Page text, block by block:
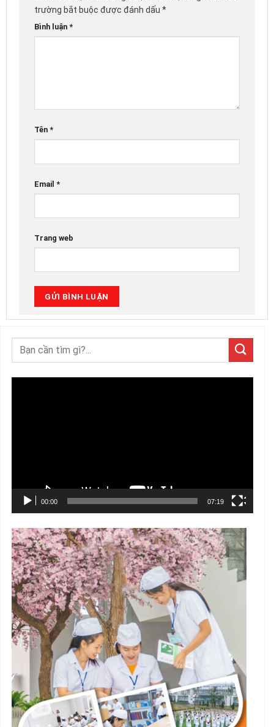
trường bắt buộc được đánh dấu *
Bình luận *
Tên *
Email *
Trang web
00:00 07:19